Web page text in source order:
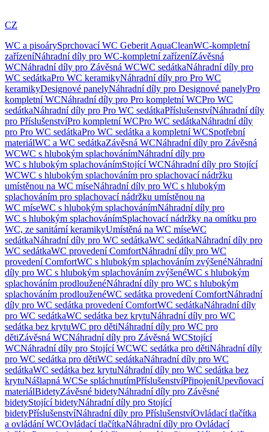
CZ
WC a pisoárySprchovací WC Geberit AquaCleanWC-kompletní
zařízeníNáhradní díly pro WC-kompletní zařízeníZávěsná
WCNáhradní díly pro Závěsná WCWC sedátkaNáhradní díly pro
WC sedátkaPro WC keramikyNáhradní díly pro Pro WC
keramikyDesignové panelyNáhradní díly pro Designové panelyPro
kompletní WCNáhradní díly pro Pro kompletní WCPro WC
sedátkaNáhradní díly pro Pro WC sedátkaPříslušenstvíNáhradní díly
pro PříslušenstvíPro kompletní WCPro WC sedátkaNáhradní díly
pro Pro WC sedátkaPro WC sedátka a kompletní WCSpotřební
materiálWC a WC sedátkaZávěsná WCNáhradní díly pro Závěsná
WCWC s hlubokým splachovánímNáhradní díly pro
WC s hlubokým splachovánímStojící WCNáhradní díly pro Stojící
WCWC s hlubokým splachováním pro splachovací nádržku
umístěnou na WC míseNáhradní díly pro WC s hlubokým
splachováním pro splachovací nádržku umístěnou na
WC míseWC s hlubokým splachovánímNáhradní díly pro
WC s hlubokým splachovánímSplachovací nádržky na omítku pro
WC, ze sanitární keramikyUmístěná na WC míseWC
sedátkaNáhradní díly pro WC sedátkaWC sedátkaNáhradní díly pro
WC sedátkaWC provedení ComfortNáhradní díly pro WC
provedení ComfortWC s hlubokým splachováním zvýšenéNáhradní
díly pro WC s hlubokým splachováním zvýšenéWC s hlubokým
splachováním prodlouženéNáhradní díly pro WC s hlubokým
splachováním prodlouženéWC sedátka provedení ComfortNáhradní
díly pro WC sedátka provedení ComfortWC sedátkaNáhradní díly
pro WC sedátkaWC sedátka bez krytuNáhradní díly pro WC
sedátka bez krytuWC pro dětiNáhradní díly pro WC pro
dětiZávěsná WCNáhradní díly pro Závěsná WCStojící
WCNáhradní díly pro Stojící WCWC sedátka pro dětiNáhradní díly
pro WC sedátka pro dětiWC sedátkaNáhradní díly pro WC
sedátkaWC sedátka bez krytuNáhradní díly pro WC sedátka bez
krytuNášlapná WCSe spláchnutímPříslušenstvíPřipojeníUpevňovací
materiálBidetyZávěsné bidetyNáhradní díly pro Závěsné
bidetyStojící bidetyNáhradní díly pro Stojící
bidetyPříslušenstvíNáhradní díly pro PříslušenstvíOvládací tlačítka
a ovládání WCOvládací tlačítkaNáhradní díly pro Ovládací